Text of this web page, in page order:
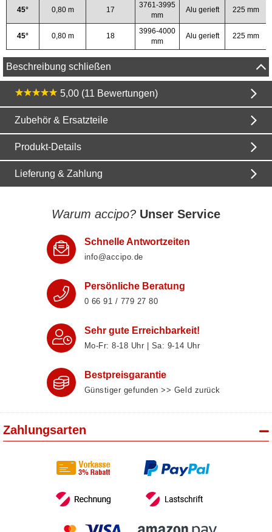
45° 0,80 m 17
3761-3995
mm
Alu gerieft 225 mm
45° 0,80 m 18
3996-4000
mm
Alu gerieft 225 mm
Beschreibung schließen
5,00 (11 Bewertungen)
Zubehör & Ersatzteile
Produkt-Details
Lieferung & Zahlung
Warum accipo? Unser Service
Schnelle Antwortzeiten
info@accipo.de
Persönliche Beratung
0 66 91 / 779 27 80
Sehr gute Erreichbarkeit!
Mo-Fr: 8‑18 Uhr | Sa: 9‑14 Uhr
Bestpreisgarantie
Günstiger gefunden >> Geld zurück
Zahlungsarten